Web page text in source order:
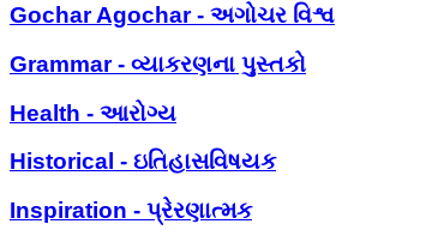
Gochar Agochar - અગોચર વિશ્વ
Grammar - વ્યાકરણના પુસ્તકો
Health - આરોગ્ય
Historical - ઇતિહાસવિષયક
Inspiration - પ્રેરણાત્મક